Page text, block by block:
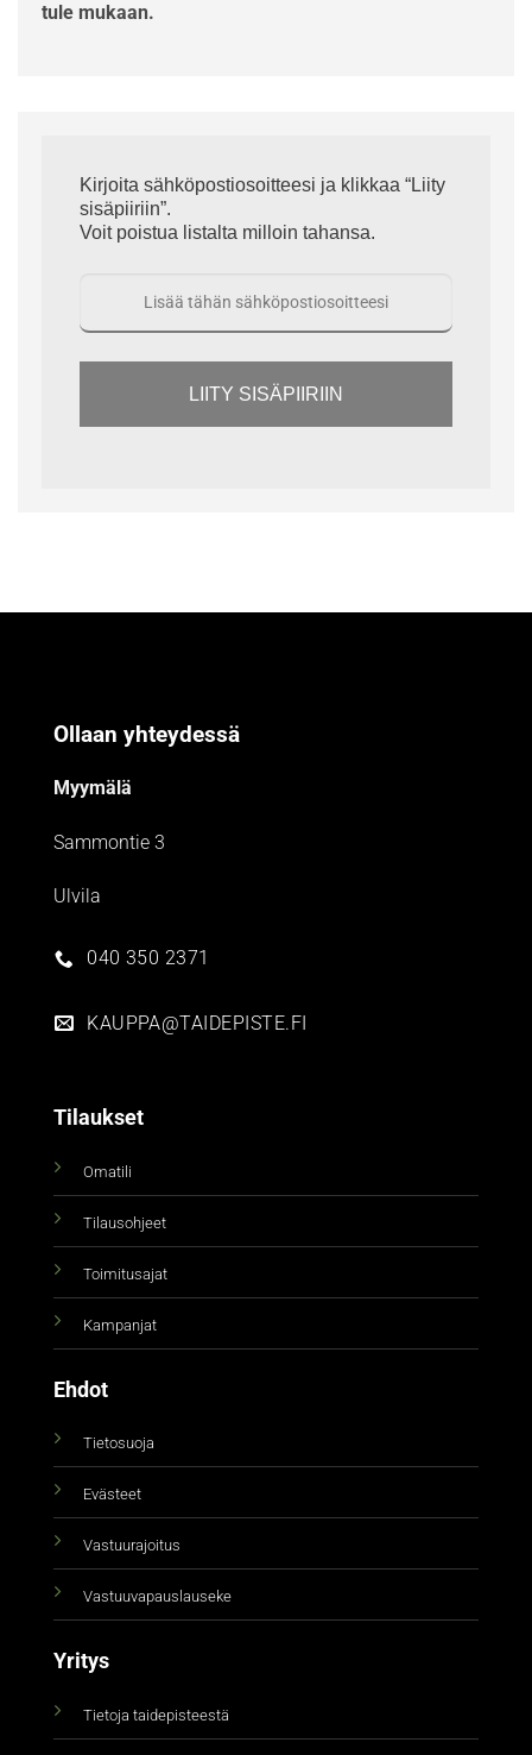
tule mukaan.
Kirjoita sähköpostiosoitteesi ja klikkaa “Liity
sisäpiiriin”.
Voit poistua listalta milloin tahansa.
LIITY SISÄPIIRIIN
Ollaan yhteydessä
Myymälä
Sammontie 3
Ulvila
040 350 2371
KAUPPA@TAIDEPISTE.FI
Tilaukset
Omatili
Tilausohjeet
Toimitusajat
Kampanjat
Ehdot
Tietosuoja
Evästeet
Vastuurajoitus
Vastuuvapauslauseke
Yritys
Tietoja taidepisteestä